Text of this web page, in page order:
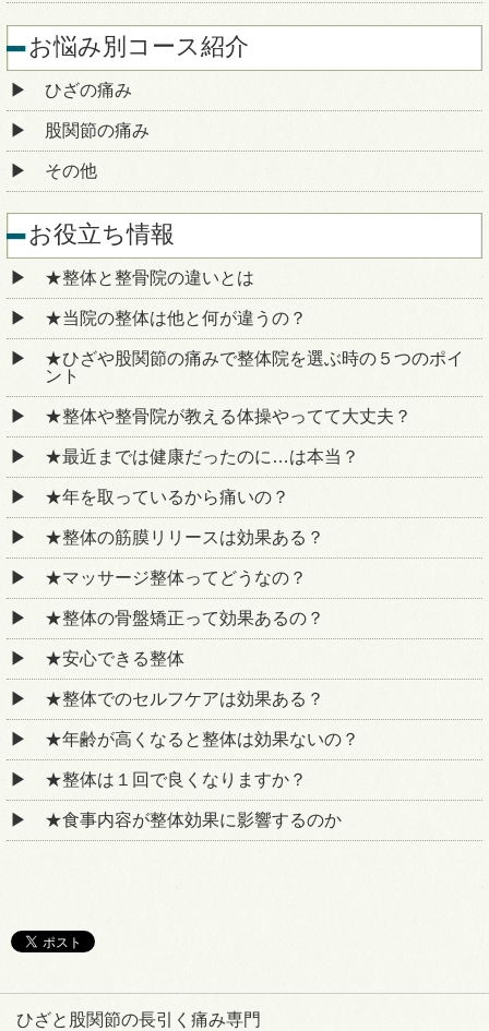
お悩み別コース紹介
ひざの痛み
股関節の痛み
その他
お役立ち情報
★整体と整骨院の違いとは
★当院の整体は他と何が違うの？
★ひざや股関節の痛みで整体院を選ぶ時の５つのポイ
ント
★整体や整骨院が教える体操やってて大丈夫？
★最近までは健康だったのに…は本当？
★年を取っているから痛いの？
★整体の筋膜リリースは効果ある？
★マッサージ整体ってどうなの？
★整体の骨盤矯正って効果あるの？
★安心できる整体
★整体でのセルフケアは効果ある？
★年齢が高くなると整体は効果ないの？
★整体は１回で良くなりますか？
★食事内容が整体効果に影響するのか
ひざと股関節の長引く痛み専門